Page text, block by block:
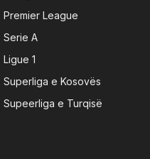
Premier League
Serie A
Ligue 1
Superliga e Kosovës
Supeerliga e Turqisë